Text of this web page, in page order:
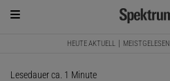
HEUTE AKTUELL MEISTGELESEN
Lesedauer ca. 1 Minute